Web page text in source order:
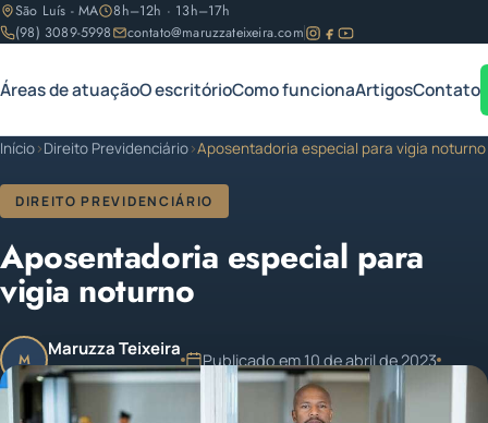
São Luís - MA
8h–12h · 13h–17h
(98) 3089-5998
contato@maruzzateixeira.com
Áreas de atuaçãoO escritórioComo funcionaArtigosContato
Início›Direito Previdenciário›Aposentadoria especial para vigia noturno
DIREITO PREVIDENCIÁRIO
Aposentadoria especial para
vigia noturno
M Maruzza Teixeira
OAB/MA 11.810
Publicado em 10 de abril de 2023
1 min de leitura